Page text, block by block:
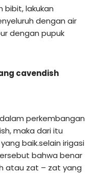
bibit, lakukan
dengan air
dengan pupuk
cavendish
perkembangan
maka dari itu
baik.selain irigasi
bahwa benar
atau zat – zat yang